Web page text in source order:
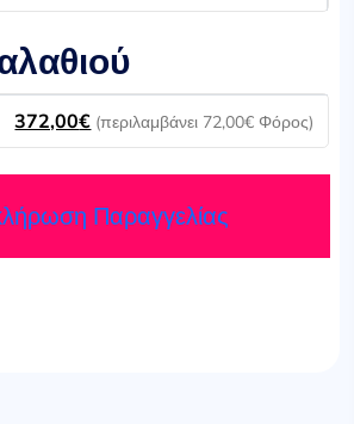
372,00€ (περιλαμβάνει 72,00€ Φόρος)
Παραγγελίας